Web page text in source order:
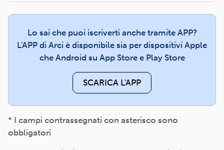
Lo sai che puoi iscriverti anche tramite APP?
L'APP di Arci è disponibile sia per dispositivi Apple
che Android su App Store e Play Store
SCARICA L'APP
* I campi contrassegnati con asterisco sono
obbligatori